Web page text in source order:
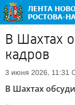
В Шахтах
кадров
3 июня 2026, 11:31
В Шахтах